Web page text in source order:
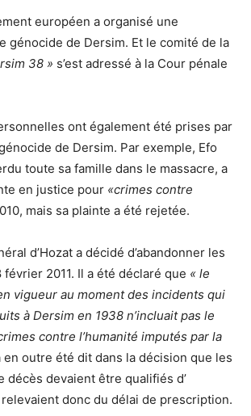
européen a organisé une
génocide de Dersim. Et le comité de la
38 » s’est adressé à la Cour pénale
ont également été prises par
de Dersim. Par exemple, Efo
toute sa famille dans le massacre, a
en justice pour «crimes contre
mais sa plainte a été rejetée.
d’Hozat a décidé d’abandonner les
2011. Il a été déclaré que « le
vigueur au moment des incidents qui
à Dersim en 1938 n’incluait pas le
contre l’humanité imputés par la
en outre été dit dans la décision que les
décès devaient être qualifiés d’
donc du délai de prescription.